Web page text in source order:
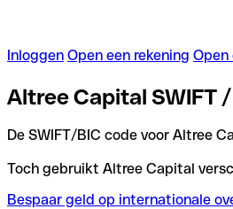
Inloggen Open een rekening Open
Altree Capital SWIFT
De SWIFT/BIC code voor Altree
Toch gebruikt Altree Capital
Bespaar geld op internationale